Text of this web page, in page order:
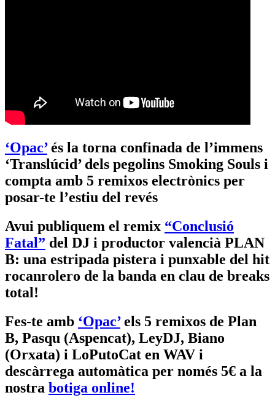
‘Opac’és la torna confinada de l’immens
‘Translúcid’ dels pegolins Smoking Souls i
compta amb 5 remixos electrònics per
posar-te l’estiu del revés
Avui publiquem el remix “Conclusió
Fatal” del DJ i productor valencià PLAN
B: una estripada pistera i punxable del hit
rocanrolero de la banda en clau de breaks
total!
Fes-te amb ‘Opac’els 5 remixos de Plan
B, Pasqu (Aspencat), LeyDJ, Biano
(Orxata) i LoPutoCat en WAV i
descàrrega automàtica per només 5€ a la
nostra botiga online!